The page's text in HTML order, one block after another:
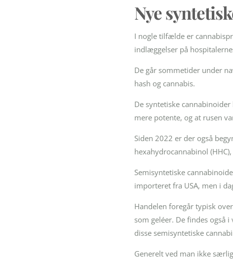
Nye
I nogle tilfælde er
indlæggelser på
De går sommetider under
hash og cannabis.
De syntetiske
mere potente, og at rusen
Siden 2022 er der også
hexahydrocannabinol
Semisyntetiske
importeret fra USA, men i
Handelen foregår typisk
som geléer. De findes også
disse semisyntetiske
Generelt ved man ikke